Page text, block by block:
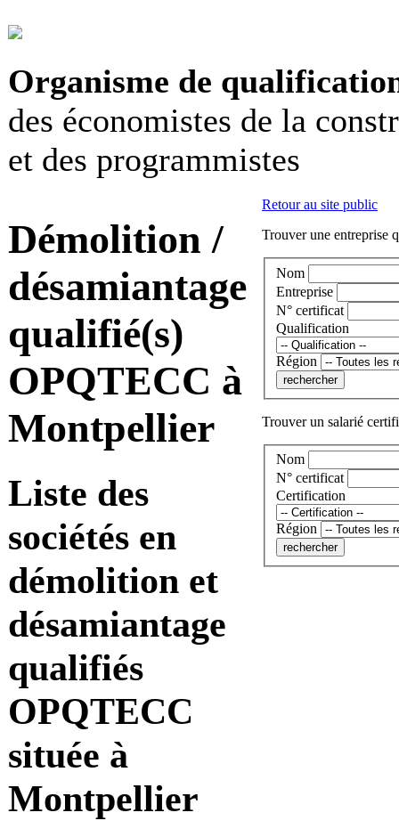
Organisme de
des économistes de la
et des programmistes
Démolition /
désamiantage
qualifié(s)
OPQTECC à
Montpellier
Liste des
sociétés en
démolition et
désamiantage
qualifiés
OPQTECC
située à
Montpellier
Retour au site public
Trouver une entreprise
Nom
Entreprise
N° certificat
Qualification
Région
Trouver un salarié
Nom
N° certificat
Certification
Région